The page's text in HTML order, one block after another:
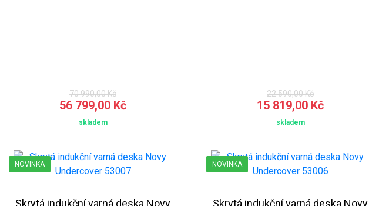
70 990,00 Kč
56 799,00 Kč
skladem
22 590,00 Kč
15 819,00 Kč
skladem
NOVINKA
Skrytá indukční varná deska Novy
NOVINKA
Skrytá indukční varná deska Novy